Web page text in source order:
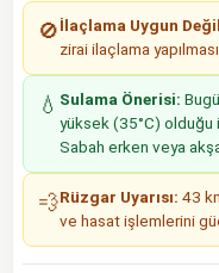
🚫 İlaçlama Uygun
zirai ilaçlama
💧 Sulama Önerisi:
yüksek (35°C) olduğu
Sabah erken veya
💨Rüzgar Uyarısı: 43
ve hasat işlemlerini